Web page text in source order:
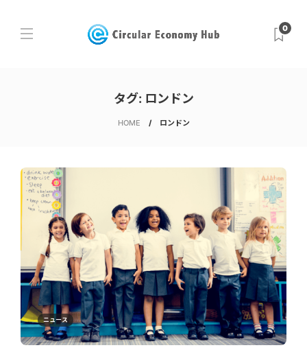
0
タグ: ロンドン
HOME ロンドン
ニュース